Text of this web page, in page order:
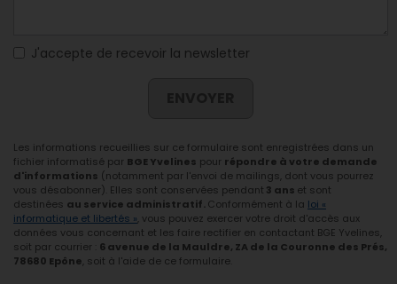
J'accepte de recevoir la newsletter
Les informations recueillies sur ce formulaire sont enregistrées dans un
fichier informatisé par BGE Yvelines pour répondre à votre demande
d'informations (notamment par l'envoi de mailings, dont vous pourrez
vous désabonner). Elles sont conservées pendant 3 ans et sont
destinées au service administratif. Conformément à la loi «
informatique et libertés » , vous pouvez exercer votre droit d'accès aux
données vous concernant et les faire rectifier en contactant BGE Yvelines,
soit par courrier :
6 avenue de la Mauldre, ZA de la Couronne des Prés,
78680 Epône , soit à l'aide de ce formulaire.